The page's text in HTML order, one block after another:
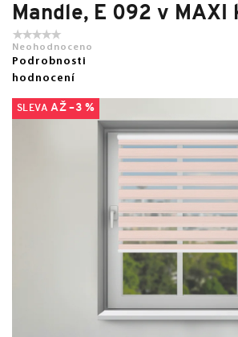
Mandle, E 092 v MAXI
Neohodnoceno
Podrobnosti
hodnocení
AŽ –3 %